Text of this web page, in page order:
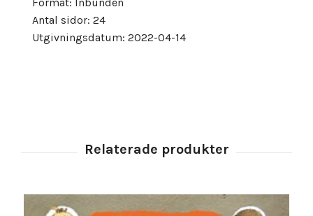
Antal sidor: 24
Utgivningsdatum: 2022-04-14